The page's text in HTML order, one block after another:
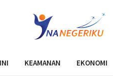
KEAMANAN EKONOMI